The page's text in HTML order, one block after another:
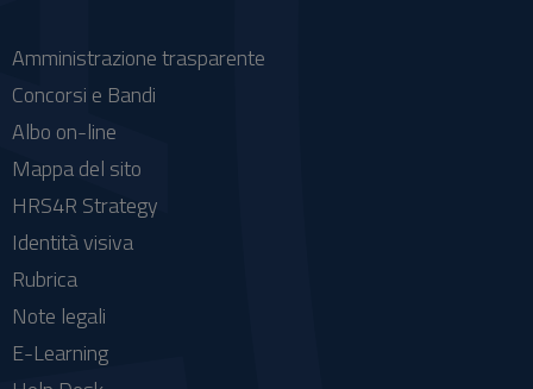
Amministrazione trasparente
Concorsi e Bandi
Albo on-line
Mappa del sito
HRS4R Strategy
Identità visiva
Rubrica
Note legali
E-Learning